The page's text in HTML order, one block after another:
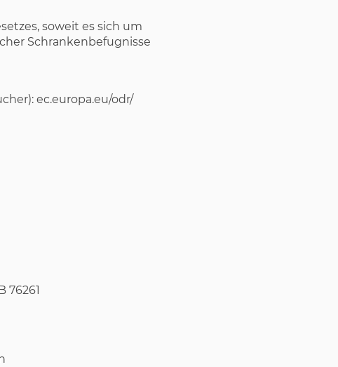
soweit es sich um
Schrankenbefugnisse
ec.europa.eu/odr/